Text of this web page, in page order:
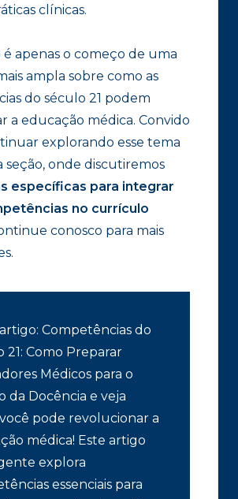
clínicas.
é apenas o começo de uma
ampla sobre como as
do século 21 podem
a educação médica. Convido
explorando esse tema
seção, onde discutiremos
específicas para integrar
no currículo
conosco para mais
Competências do
21: Como Preparar
Médicos para o
da Docência e veja
pode revolucionar a
médica! Este artigo
explora
essenciais para